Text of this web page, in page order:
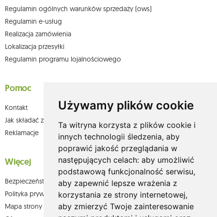
Używamy plików cookie
Ta witryna korzysta z plików cookie i
innych technologii śledzenia, aby
poprawić jakość przeglądania w
następujących celach: aby umożliwić
podstawową funkcjonalność serwisu,
aby zapewnić lepsze wrażenia z
korzystania ze strony internetowej,
aby zmierzyć Twoje zainteresowanie
Regulamin ogólnych warunków sprzedaży (ows)
Regulamin e-usług
Realizacja zamówienia
Lokalizacja przesyłki
Regulamin programu lojalnościowego
Pomoc
Kontakt
Jak składać zamówienia w sklepie olium.pl?
Reklamacje
Więcej
Bezpieczeństwo płatności
Polityka prywatności
Mapa strony